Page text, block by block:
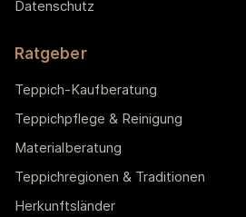
Datenschutz
Ratgeber
Teppich-Kaufberatung
Teppichpflege & Reinigung
Materialberatung
Teppichregionen & Traditionen
Herkunftsländer